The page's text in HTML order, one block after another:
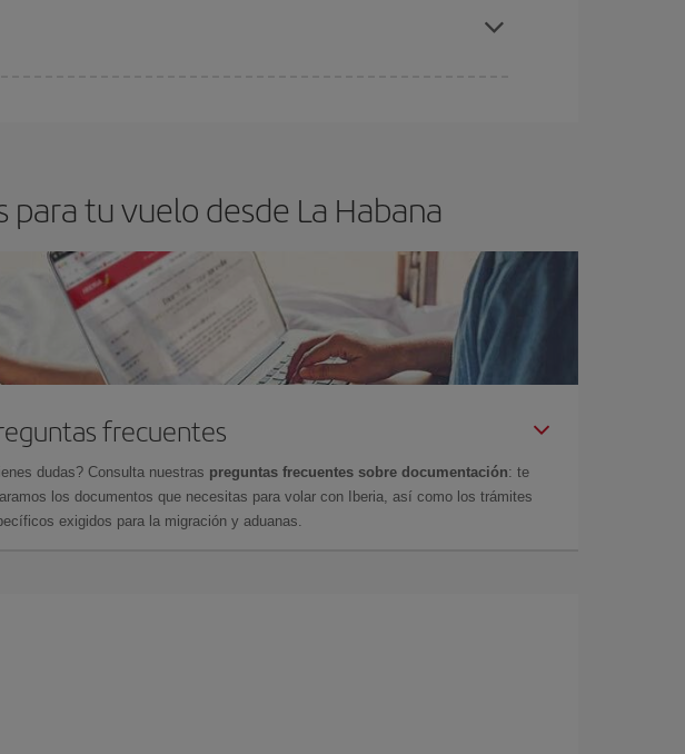
tu vuelo desde La Habana
frecuentes
dudas? Consulta nuestras preguntas frecuentes sobre documentación: te
los documentos que necesitas para volar con Iberia, así como los trámites
exigidos para la migración y aduanas.